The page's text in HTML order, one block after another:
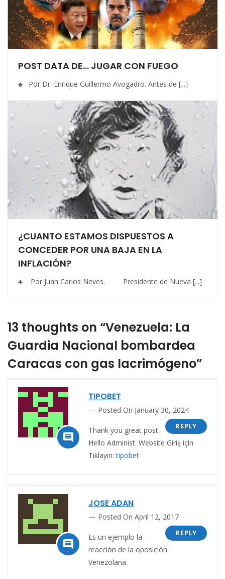
POST DATA DE… JUGAR CON FUEGO
♣ Por Dr. Enrique Guillermo Avogadro. Antes de [...]
¿CUANTO ESTAMOS DISPUESTOS A
CONCEDER POR UNA BAJA EN LA
INFLACIÓN?
♣ Por Juan Carlos Neves. Presidente de Nueva [...]
13 thoughts on “Venezuela: La
Guardia Nacional bombardea
Caracas con gas lacrimógeno”

TIPOBET
Posted On January 30, 2024
REPLY
Thank you great post.
Hello Administ .Website Giriş için
Tıklayın:tipobet

JOSE ADAN
Posted On April 12, 2017
REPLY
Es un ejemplo la
reacción de la oposición
Venezolana.